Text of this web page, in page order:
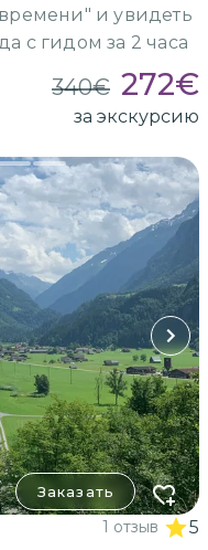
и увидеть
с гидом за 2 часа
340€ 272€
за экскурсию
Заказать
1 отзыв 5